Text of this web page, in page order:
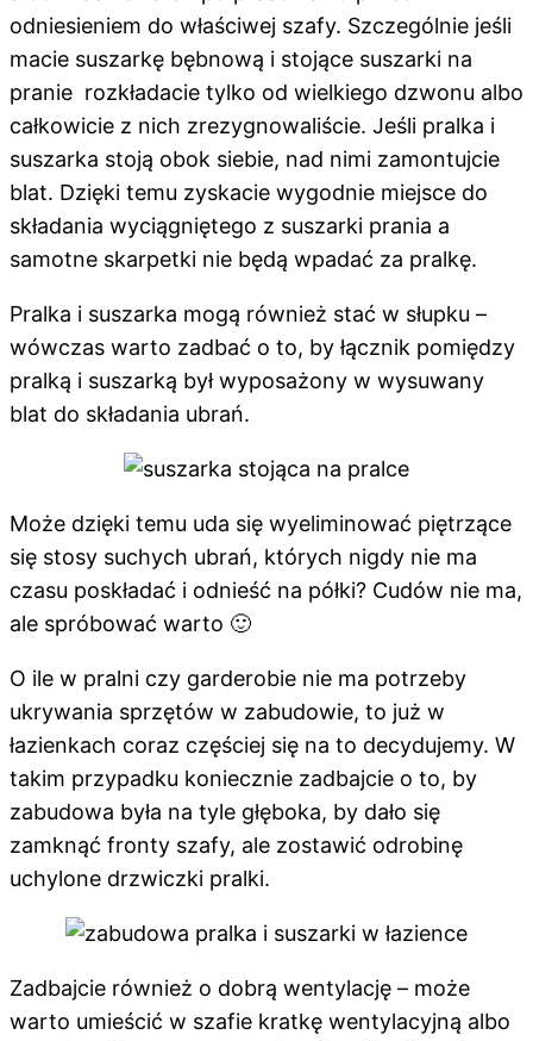
odniesieniem do właściwej szafy. Szczególnie jeśli
macie suszarkę bębnową i stojące suszarki na
pranie rozkładacie tylko od wielkiego dzwonu albo
całkowicie z nich zrezygnowaliście. Jeśli pralka i
suszarka stoją obok siebie, nad nimi zamontujcie
blat. Dzięki temu zyskacie wygodnie miejsce do
składania wyciągniętego z suszarki prania a
samotne skarpetki nie będą wpadać za pralkę.
Pralka i suszarka mogą również stać w słupku –
wówczas warto zadbać o to, by łącznik pomiędzy
pralką i suszarką był wyposażony w wysuwany
blat do składania ubrań.
Może dzięki temu uda się wyeliminować piętrzące
się stosy suchych ubrań, których nigdy nie ma
czasu poskładać i odnieść na półki? Cudów nie ma,
ale spróbować warto 🙂
O ile w pralni czy garderobie nie ma potrzeby
ukrywania sprzętów w zabudowie, to już w
łazienkach coraz częściej się na to decydujemy. W
takim przypadku koniecznie zadbajcie o to, by
zabudowa była na tyle głęboka, by dało się
zamknąć fronty szafy, ale zostawić odrobinę
uchylone drzwiczki pralki.
Zadbajcie również o dobrą wentylację – może
warto umieścić w szafie kratkę wentylacyjną albo